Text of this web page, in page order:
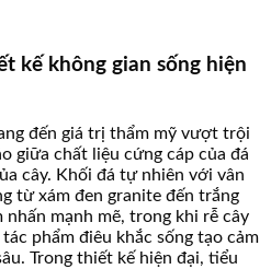
kế không gian sống hiện
đến giá trị thẩm mỹ vượt trội
giữa chất liệu cứng cáp của đá
cây. Khối đá tự nhiên với vân
từ xám đen granite đến trắng
nhấn mạnh mẽ, trong khi rễ cây
phẩm điêu khắc sống tạo cảm
Trong thiết kế hiện đại, tiểu